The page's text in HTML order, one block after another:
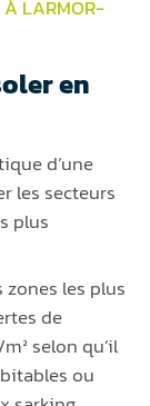
À LARMOR-
en
d’une
les secteurs
plus
les plus
de
selon qu’il
ou